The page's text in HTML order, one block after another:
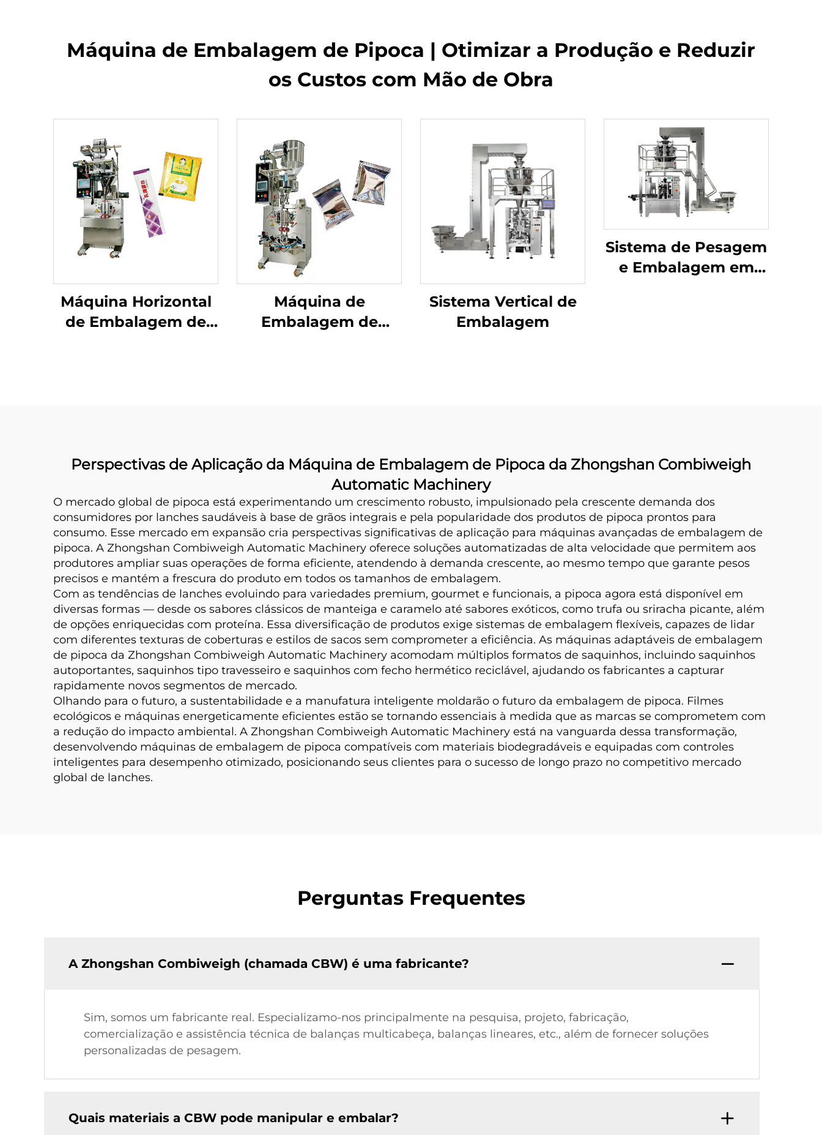
Máquina de Embalagem de Pipoca | Otimizar a Produção e Reduzir
os Custos com Mão de Obra
Máquina Horizontal
de Embalagem de
Máquina de
Embalagem de
Sistema Vertical de
Embalagem
Sistema de Pesagem
e Embalagem em
Perspectivas de Aplicação da Máquina de Embalagem de Pipoca da Zhongshan Combiweigh
Automatic Machinery
O mercado global de pipoca está experimentando um crescimento robusto, impulsionado pela crescente demanda dos
consumidores por lanches saudáveis à base de grãos integrais e pela popularidade dos produtos de pipoca prontos para
consumo. Esse mercado em expansão cria perspectivas significativas de aplicação para máquinas avançadas de embalagem de
pipoca. A Zhongshan Combiweigh Automatic Machinery oferece soluções automatizadas de alta velocidade que permitem aos
produtores ampliar suas operações de forma eficiente, atendendo à demanda crescente, ao mesmo tempo que garante pesos
precisos e mantém a frescura do produto em todos os tamanhos de embalagem.
Com as tendências de lanches evoluindo para variedades premium, gourmet e funcionais, a pipoca agora está disponível em
diversas formas — desde os sabores clássicos de manteiga e caramelo até sabores exóticos, como trufa ou sriracha picante, além
de opções enriquecidas com proteína. Essa diversificação de produtos exige sistemas de embalagem flexíveis, capazes de lidar
com diferentes texturas de coberturas e estilos de sacos sem comprometer a eficiência. As máquinas adaptáveis de embalagem
de pipoca da Zhongshan Combiweigh Automatic Machinery acomodam múltiplos formatos de saquinhos, incluindo saquinhos
autoportantes, saquinhos tipo travesseiro e saquinhos com fecho hermético reciclável, ajudando os fabricantes a capturar
rapidamente novos segmentos de mercado.
Olhando para o futuro, a sustentabilidade e a manufatura inteligente moldarão o futuro da embalagem de pipoca. Filmes
ecológicos e máquinas energeticamente eficientes estão se tornando essenciais à medida que as marcas se comprometem com
a redução do impacto ambiental. A Zhongshan Combiweigh Automatic Machinery está na vanguarda dessa transformação,
desenvolvendo máquinas de embalagem de pipoca compatíveis com materiais biodegradáveis e equipadas com controles
inteligentes para desempenho otimizado, posicionando seus clientes para o sucesso de longo prazo no competitivo mercado
global de lanches.
Perguntas Frequentes
A Zhongshan Combiweigh (chamada CBW) é uma fabricante?
Sim, somos um fabricante real. Especializamo-nos principalmente na pesquisa, projeto, fabricação,
comercialização e assistência técnica de balanças multicabeça, balanças lineares, etc., além de fornecer soluções
personalizadas de pesagem.
Quais materiais a CBW pode manipular e embalar?